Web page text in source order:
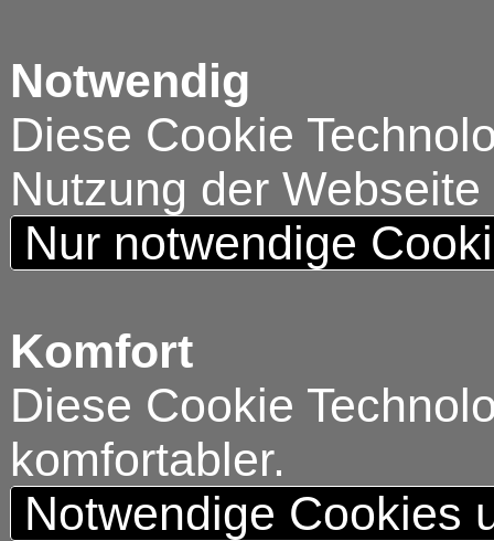
Notwendig
Diese Cookie
Nutzung der
Nur notwendige
Komfort
Diese Cookie
komfortabler.
Notwendige Cookies